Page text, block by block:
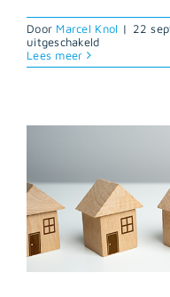
Door Marcel Knol | 22
uitgeschakeldvoor
rente
Lees meer